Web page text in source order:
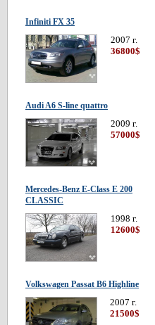
Infiniti FX 35
2007 г.
36800$
Audi A6 S-line quattro
2009 г.
57000$
Mercedes-Benz E-Class E 200
CLASSIC
1998 г.
12600$
Volkswagen Passat В6 Highline
2007 г.
21500$